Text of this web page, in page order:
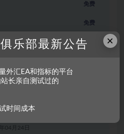
免费
免费
： 免费 推荐
录后下载
永久有效
04月24日
×
乐部最新公告
外汇EA和指标的平台
长亲自测试过的
时间成本